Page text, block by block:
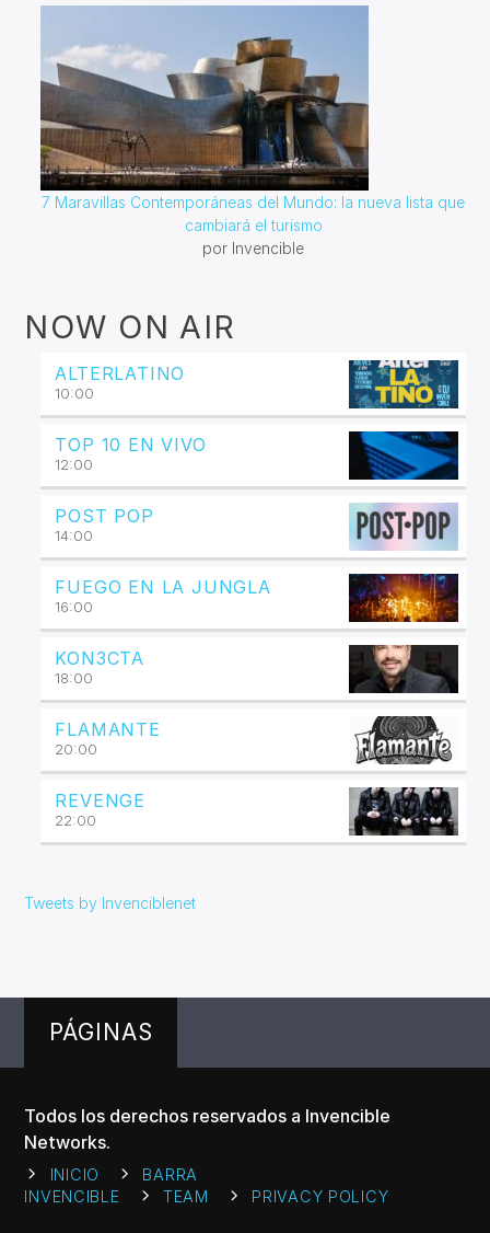
7 Maravillas Contemporáneas del Mundo: la nueva lista que
cambiará el turismo
por Invencible
NOW ON AIR
ALTERLATINO
10:00
TOP 10 EN VIVO
12:00
POST POP
14:00
FUEGO EN LA JUNGLA
16:00
KON3CTA
18:00
FLAMANTE
20:00
REVENGE
22:00
Tweets by Invenciblenet
PÁGINAS
Todos los derechos reservados a Invencible
Networks.
INICIO
BARRA
INVENCIBLE
TEAM PRIVACY POLICY